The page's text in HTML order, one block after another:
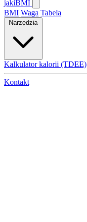
jakiBMI
BMI Waga Tabela
Narzędzia
Kalkulator kalorii (TDEE)
Kontakt